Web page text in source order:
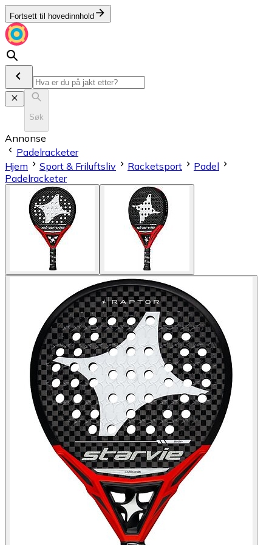
Fortsett til hovedinnhold
Søk
Annonse
Padelracketer
Hjem
Sport & Friluftsliv Racketsport
Padel
Padelracketer